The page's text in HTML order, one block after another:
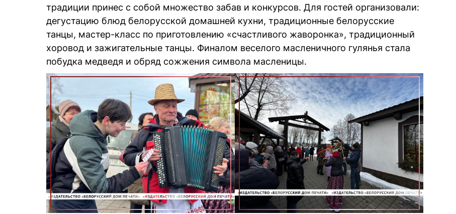
традиции принес с собой множество забав и конкурсов. Для гостей организовали:
дегустацию блюд белорусской домашней кухни, традиционные белорусские
танцы, мастер-класс по приготовлению «счастливого жаворонка», традиционный
хоровод и зажигательные танцы. Финалом веселого масленичного гулянья стала
побудка медведя и обряд сожжения символа масленицы.